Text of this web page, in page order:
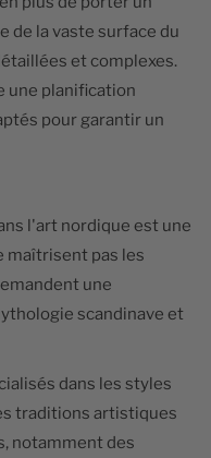
de la vaste surface du
et complexes.
une planification
pour garantir un
l'art nordique est une
maîtrisent pas les
une
scandinave et
dans les styles
traditions artistiques
notamment des